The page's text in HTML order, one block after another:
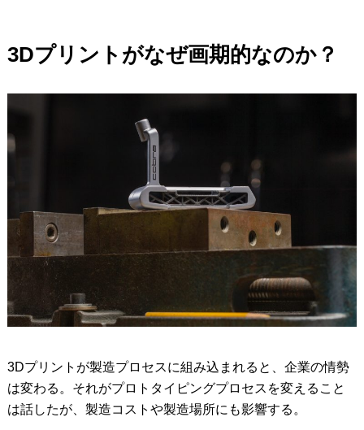
3Dプリントがなぜ画期的なのか？
3Dプリントが製造プロセスに組み込まれると、企業の情勢
は変わる。それがプロトタイピングプロセスを変えること
は話したが、製造コストや製造場所にも影響する。